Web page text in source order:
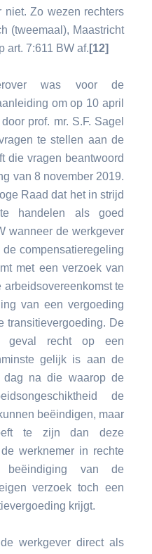
niet. Zo wezen rechters
(tweemaal), Maastricht
art. 7:611 BW af. [12]
was voor de
om op 10 april
prof. mr. S.F. Sagel
te stellen aan de
die vragen beantwoord
van 8 november 2019.
Raad dat het in strijd
handelen als goed
wanneer de werkgever
compensatieregeling
met een verzoek van
te
van een vergoeding
transitievergoeding. De
geval recht op een
gelijk is aan de
dag na die waarop de
de
beëindigen, maar
te zijn dan deze
werknemer in rechte
van de
verzoek toch een
krijgt.
werkgever direct als